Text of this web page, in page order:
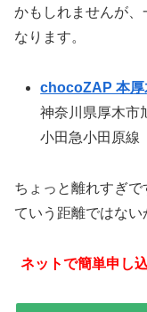
かもしれませんが
なります。
chocoZAP 本厚
神奈川県厚木
小田急小田原
ちょっと離れすぎ
ていう距離ではない
ネットで簡単申し